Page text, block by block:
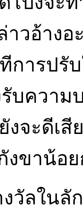
าวอ้าง
การปรั
บความ
งจะดีเ
งขาน้อ
วัลใน